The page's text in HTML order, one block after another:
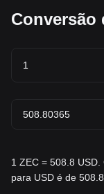
Conversão
1 ZEC = 508.8
para USD é de